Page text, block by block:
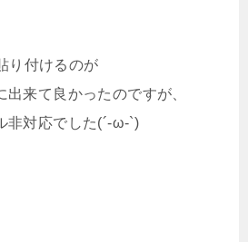
り付けるのが
来て良かったのですが、
非対応でした(´-ω-`)